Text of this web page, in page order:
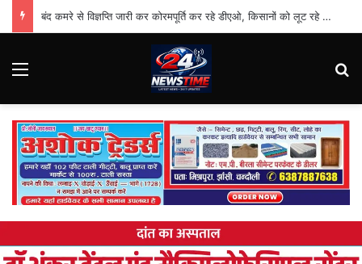
बंद कमरे से विज्ञप्ति जारी कर कोरमपूर्ति कर रहे डीएओ, किसानों को लूट रहे निजी दुकानदार
Menu